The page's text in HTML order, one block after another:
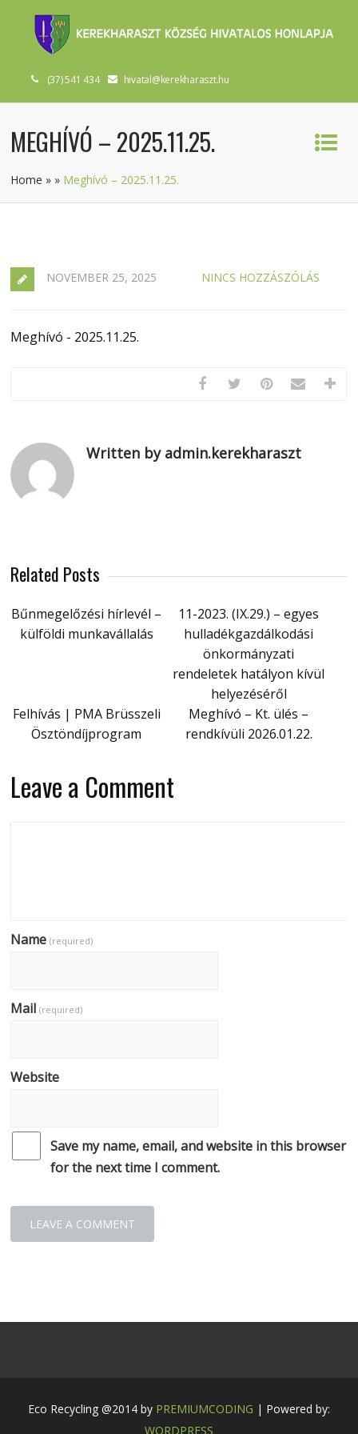
(37) 541 434 hivatal@kerekharaszt.hu
MEGHÍVÓ – 2025.11.25.
Home » » Meghívó – 2025.11.25.
NOVEMBER 25, 2025 NINCS HOZZÁSZÓLÁS
Meghívó - 2025.11.25.
Written by admin.kerekharaszt
Related Posts
Bűnmegelőzési hírlevél –
külföldi munkavállalás
11-2023. (IX.29.) – egyes
hulladékgazdálkodási
önkormányzati
rendeletek hatályon kívül
helyezéséről
Felhívás | PMA Brüsszeli
Ösztöndíjprogram
Meghívó – Kt. ülés –
rendkívüli 2026.01.22.
Leave a Comment
Name(required)
Mail(required)
Website
Save my name, email, and website in this browser
for the next time I comment.
Eco Recycling @2014 by PREMIUMCODING | Powered by:
WORDPRESS